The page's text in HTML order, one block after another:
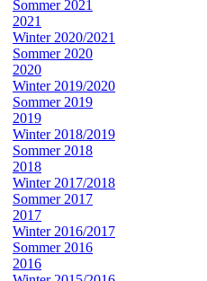
Sommer 2021
2021
Winter 2020/2021
Sommer 2020
2020
Winter 2019/2020
Sommer 2019
2019
Winter 2018/2019
Sommer 2018
2018
Winter 2017/2018
Sommer 2017
2017
Winter 2016/2017
Sommer 2016
2016